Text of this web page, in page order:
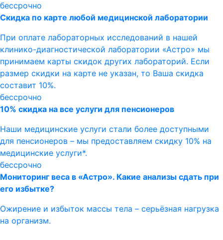
бессрочно
Скидка по карте любой медицинской лаборатории
При оплате лабораторных исследований в нашей
клинико-диагностической лаборатории «Астро» мы
принимаем карты скидок других лабораторий. Если
размер скидки на карте не указан, то Ваша скидка
составит 10%.
бессрочно
10% скидка на все услуги для пенсионеров
Наши медицинские услуги стали более доступными
для пенсионеров – мы предоставляем скидку 10% на
медицинские услуги*.
бессрочно
Мониторинг веса в «Астро». Какие анализы сдать при
его избытке?
Ожирение и избыток массы тела – серьёзная нагрузка
на организм.